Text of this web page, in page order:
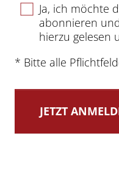
Ja, ich möchte
abonnieren
hierzu gelesen
* Bitte alle